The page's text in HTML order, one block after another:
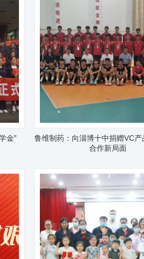
金”
鲁维制药：向淄博十中捐赠VC产
合作新局面